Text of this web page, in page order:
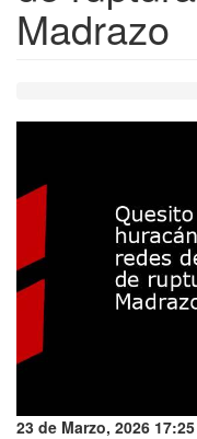
Madrazo
23 de Marzo, 2026 17:25